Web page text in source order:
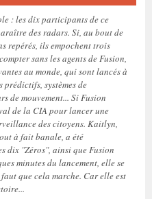
: les dix participants de ce
des radars. Si, au bout de
repérés, ils empochent trois
sans les agents de Fusion,
au monde, qui sont lancés à
systèmes de
de mouvement... Si Fusion
de la CIA pour lancer une
des citoyens. Kaitlyn,
à fait banale, a été
dix "Zéros", ainsi que Fusion
minutes du lancement, elle se
que cela marche. Car elle est